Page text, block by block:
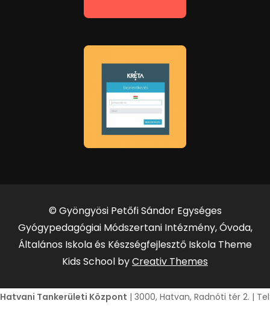
© Gyöngyösi Petőfi Sándor Egységes
Gyógypedagógiai Módszertani Intézmény, Óvoda,
Általános Iskola és Készségfejlesztő Iskola Theme
Kids School byCreativ Themes
Hatvani Tankerületi Központ | 3000, Hatvan, Radnóti tér 2. |